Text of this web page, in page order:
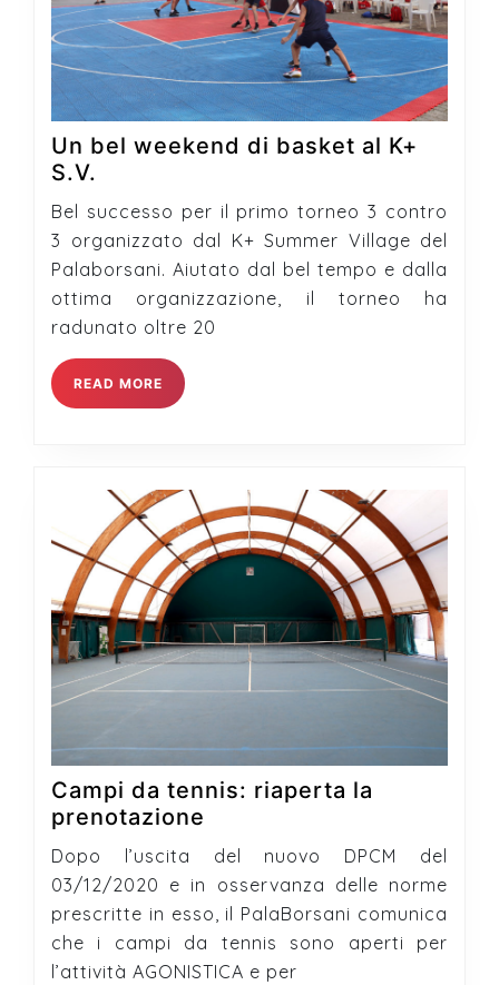
Un bel weekend di basket al K+
S.V.
weekend
di
basket
al
K+
S.V.
Bel successo per il primo torneo 3 contro
3 organizzato dal K+ Summer Village del
Palaborsani. Aiutato dal bel tempo e dalla
ottima organizzazione, il torneo ha
radunato oltre 20
READ MORE READ
MORE
Campi da tennis: riaperta la
prenotazione
da
tennis:
riaperta
la
prenotazione
Dopo l’uscita del nuovo DPCM del
03/12/2020 e in osservanza delle norme
prescritte in esso, il PalaBorsani comunica
che i campi da tennis sono aperti per
l’attività AGONISTICA e per